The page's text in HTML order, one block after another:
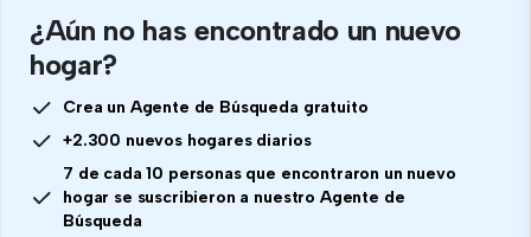
¿Aún no has encontrado un nuevo
hogar?
Crea un Agente de Búsqueda gratuito
+2.300 nuevos hogares diarios
7 de cada 10 personas que encontraron un nuevo
hogar se suscribieron a nuestro Agente de
Búsqueda